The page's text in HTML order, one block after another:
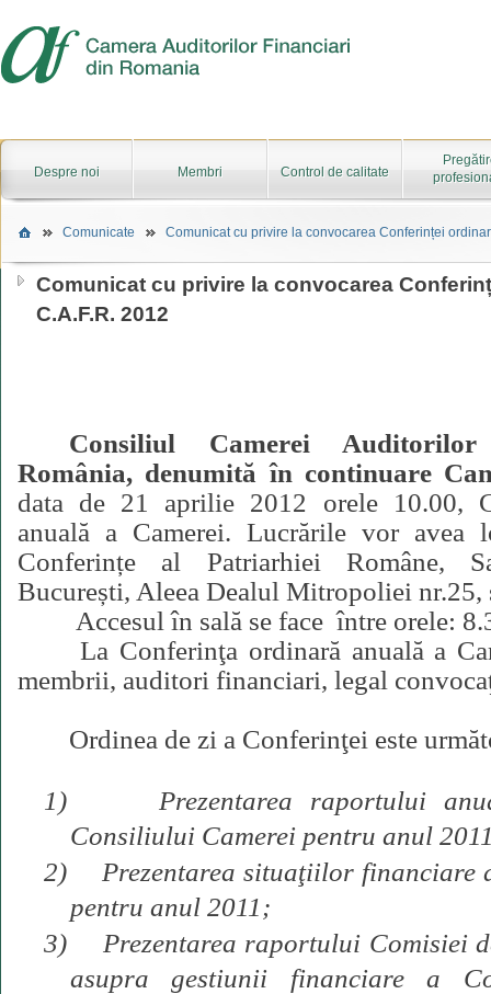
Despre noi Membri Control de calitate
Comunicate Comunicat cu privire la convocarea Conferinței
Comunicat cu privire la convocarea
C.A.F.R. 2012
Consiliul Camerei
România, denumită în continuare
data de 21 aprilie 2012 orele 10.00,
anuală a Camerei. Lucrările vor
Conferințe al Patriarhiei Române,
București, Aleea Dealul Mitropoliei nr.25,
Accesul în sală se face între orele:
La Conferinţa ordinară anuală a
membrii, auditori financiari, legal
Ordinea de zi a Conferinţei este
1)
Prezentarea raportului
Consiliului Camerei pentru anul
2)
Prezentarea situaţiilor financiare
pentru anul 2011;
3)
Prezentarea raportului Comisiei
asupra gestiunii financiare a